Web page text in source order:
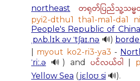
northeast
တရုတ်ပြည်သူ့သမ္မ
pyi2-dthu1 tha1-ma1-da1
People's Republic of
ˌpʌb.lɪk əv ˈtʃaɪ.nə 🔊)
myout ko2-ri3-ya3 -
ˈriː.ə 🔊) and ပင်လယ်ဝါ
Yellow Sea ( ˌjɛloʊ si 🔊).